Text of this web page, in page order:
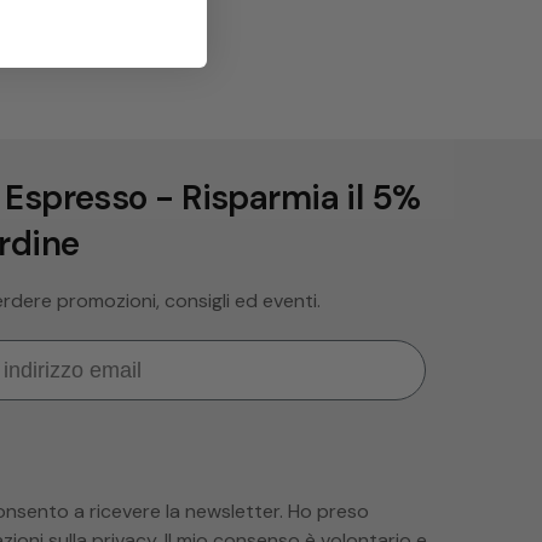
- Risparmia il 5%
promozioni, consigli ed eventi.
a ricevere la newsletter. Ho preso